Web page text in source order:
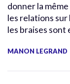
donner la
les relations
les braises sont
MANON LEGRAND